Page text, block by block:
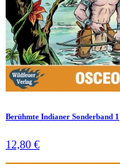
Berühmte Indianer Sonderband 1
12,80 €